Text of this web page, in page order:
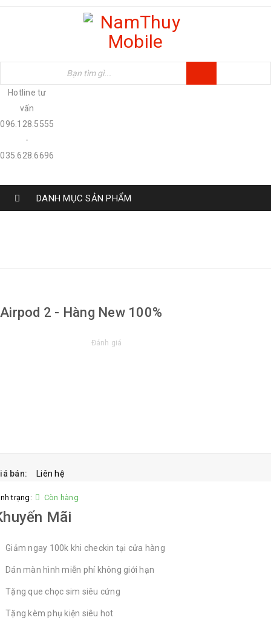
Hotline tư
vấn
096.128.5555
-
035.628.6696
DANH MỤC SẢN PHẨM
Airpod 2 - Hàng New 100%
Đánh giá
bán: Liên hệ
trạng: Còn hàng
Mãi
Giảm ngay 100k khi checkin tại cửa hàng
Dán màn hình miễn phí không giới hạn
Tặng que chọc sim siêu cứng
Tặng kèm phụ kiện siêu hot